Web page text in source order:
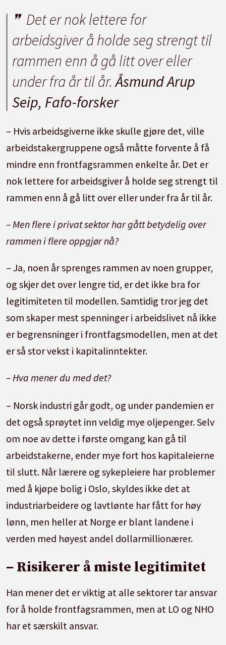
Det er nok lettere for
arbeidsgiver å holde seg strengt til
rammen enn å gå litt over eller
under fra år til år.Åsmund Arup
Seip, Fafo-forsker
– Hvis arbeidsgiverne ikke skulle gjøre det, ville
arbeidstakergruppene også måtte forvente å få
mindre enn frontfagsrammen enkelte år. Det er
nok lettere for arbeidsgiver å holde seg strengt til
rammen enn å gå litt over eller under fra år til år.
– Men flere i privat sektor har gått betydelig over
rammen i flere oppgjør nå?
– Ja, noen år sprenges rammen av noen grupper,
og skjer det over lengre tid, er det ikke bra for
legitimiteten til modellen. Samtidig tror jeg det
som skaper mest spenninger i arbeidslivet nå ikke
er begrensninger i frontfagsmodellen, men at det
er så stor vekst i kapitalinntekter.
– Hva mener du med det?
– Norsk industri går godt, og under pandemien er
det også sprøytet inn veldig mye oljepenger. Selv
om noe av dette i første omgang kan gå til
arbeidstakerne, ender mye fort hos kapitaleierne
til slutt. Når lærere og sykepleiere har problemer
med å kjøpe bolig i Oslo, skyldes ikke det at
industriarbeidere og lavtlønte har fått for høy
lønn, men heller at Norge er blant landene i
verden med høyest andel dollarmillionærer.
– Risikerer å miste legitimitet
Han mener det er viktig at alle sektorer tar ansvar
for å holde frontfagsrammen, men at LO og NHO
har et særskilt ansvar.